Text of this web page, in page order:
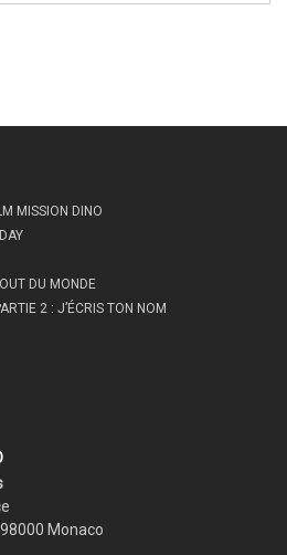
MISSION DINO
DU MONDE
2 : J’ÉCRIS TON NOM
Monaco